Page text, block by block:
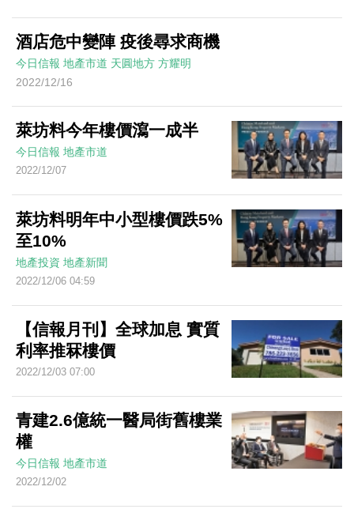
酒店危中變陣 疫後尋求商機
今日信報 地產市道 天圓地方 方耀明
2022/12/16
萊坊料今年樓價瀉一成半
今日信報 地產市道
2022/12/07
萊坊料明年中小型樓價跌5%
至10%
地產投資 地產新聞
2022/12/06 04:59
【信報月刊】全球加息 實質
利率推冧樓價
2022/12/03 07:00
青建2.6億統一醫局街舊樓業
權
今日信報 地產市道
2022/12/02